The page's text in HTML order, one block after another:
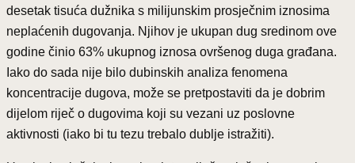
desetak tisuća dužnika s milijunskim prosječnim iznosima
neplaćenih dugovanja. Njihov je ukupan dug sredinom ove
godine činio 63% ukupnog iznosa ovršenog duga građana.
Iako do sada nije bilo dubinskih analiza fenomena
koncentracije dugova, može se pretpostaviti da je dobrim
dijelom riječ o dugovima koji su vezani uz poslovne
aktivnosti (iako bi tu tezu trebalo dublje istražiti).